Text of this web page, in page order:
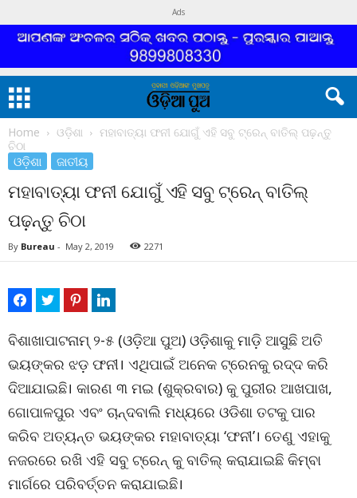
Ads
Home ଓଡ଼ିଶା
ମହାବାତ୍ୟା ଫନୀ ଯୋଗୁଁ ଏହି ସବୁ ଟ୍ରେନ୍ ବାତିଲ୍ ପଢ଼ନ୍ତୁ
ଚିଠା
ଓଡ଼ିଶା ଜାତୀୟ
ମହାବାତ୍ୟା ଫନୀ ଯୋଗୁଁ ଏହି ସବୁ ଟ୍ରେନ୍ ବାତିଲ୍
ପଢ଼ନ୍ତୁ ଚିଠା
By Bureau - May 2, 2019 2271
ବିଶାଖାପାଟନାମ୍ ୨-୫ (ଓଡ଼ିଆ ପୁଅ) ଓଡ଼ିଶାକୁ ମାଡ଼ି ଆସୁଛି ଅତି
ଭୟଙ୍କର ଝଡ଼ ଫନୀ। ଏଥିପାଇଁ ଅନେକ ଟ୍ରେନକୁ ରଦ୍ଦ କରି
ଦିଆଯାଇଛି। କାରଣ ୩ ମଇ (ଶୁକ୍ରବାର) କୁ ପୁରୀର ଆଖପାଖ,
ଗୋପାଳପୁର ଏବଂ ଚାନ୍ଦବାଲି ମଧ୍ୟରେ ଓଡିଶା ତଟକୁ ପାର
କରିବ ଅତ୍ୟନ୍ତ ଭୟଙ୍କର ମହାବାତ୍ୟା ‘ଫନୀ’। ତେଣୁ ଏହାକୁ
ନଜରରେ ରଖି ଏହି ସବୁ ଟ୍ରେନ୍ କୁ ବାତିଲ୍ କରାଯାଇଛି କିମ୍ବା
ମାର୍ଗରେ ପରିବର୍ତ୍ତନ କରାଯାଇଛି।